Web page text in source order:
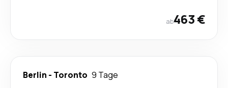
ab463 €
Berlin - Toronto 9 Tage